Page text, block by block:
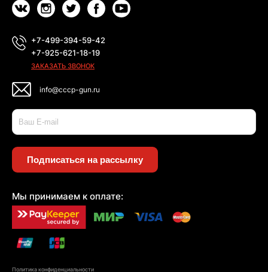
+7-499-394-59-42
+7-925-621-18-19
ЗАКАЗАТЬ ЗВОНОК
info@cccp-gun.ru
Подписаться на рассылку
Мы принимаем к оплате:
Политика конфиденциальности